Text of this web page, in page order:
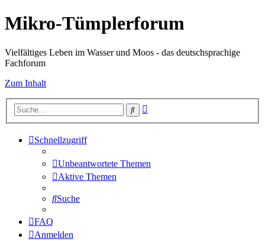
Mikro-Tümplerforum
Vielfältiges Leben im Wasser und Moos - das deutschsprachige
Fachforum
Zum Inhalt
Suche
Schnellzugriff
Unbeantwortete Themen
Aktive Themen
Suche
FAQ
Anmelden